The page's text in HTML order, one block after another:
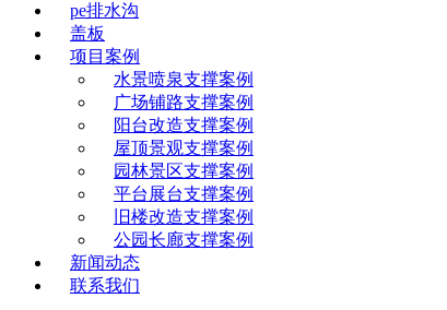
pe排水沟
盖板
项目案例
水景喷泉支撑案例
广场铺路支撑案例
阳台改造支撑案例
屋顶景观支撑案例
园林景区支撑案例
平台展台支撑案例
旧楼改造支撑案例
公园长廊支撑案例
新闻动态
联系我们